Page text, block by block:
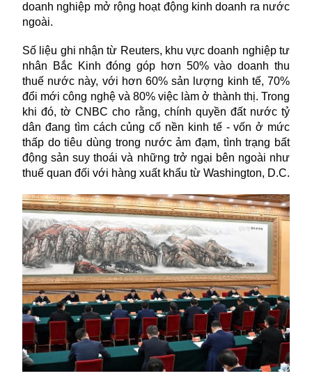
doanh nghiệp mở rộng hoạt động kinh doanh ra nước
ngoài.
Số liệu ghi nhận từ Reuters, khu vực doanh nghiệp tư
nhân Bắc Kinh đóng góp hơn 50% vào doanh thu
thuế nước này, với hơn 60% sản lượng kinh tế, 70%
đổi mới công nghệ và 80% việc làm ở thành thị. Trong
khi đó, tờ CNBC cho rằng, chính quyền đất nước tỷ
dân đang tìm cách củng cố nền kinh tế - vốn ở mức
thấp do tiêu dùng trong nước ảm đạm, tình trạng bất
động sản suy thoái và những trở ngại bên ngoài như
thuế quan đối với hàng xuất khẩu từ Washington, D.C.